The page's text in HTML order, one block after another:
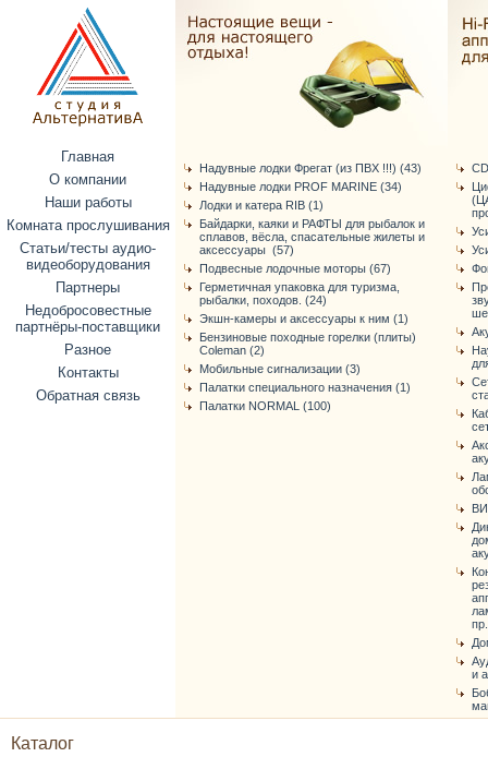
Главная
О компании
Наши работы
Комната прослушивания
Статьи/тесты аудио-
видеоборудования
Партнеры
Недобросовестные
партнёры-поставщики
Разное
Контакты
Обратная связь
Надувные лодки Фрегат (из ПВХ !!!) (43)
Надувные лодки PROF MARINE (34)
Лодки и катера RIB (1)
Байдарки, каяки и РАФТЫ для рыбалок и
сплавов, вёсла, спасательные жилеты и
аксессуары (57)
Подвесные лодочные моторы (67)
Герметичная упаковка для туризма,
рыбалки, походов. (24)
Экшн-камеры и аксессуары к ним (1)
Бензиновые походные горелки (плиты)
Coleman (2)
Мобильные сигнализации (3)
Палатки специального назначения (1)
Палатки NORMAL (100)
и
Каталог